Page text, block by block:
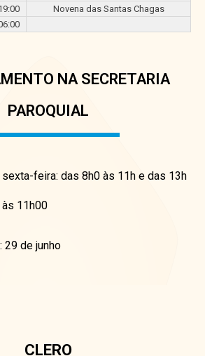
Novena das Santas Chagas
NA SECRETARIA
PAROQUIAL
feira: das 8h0 às 11h e das 13h
11h00
29 de junho
CLERO